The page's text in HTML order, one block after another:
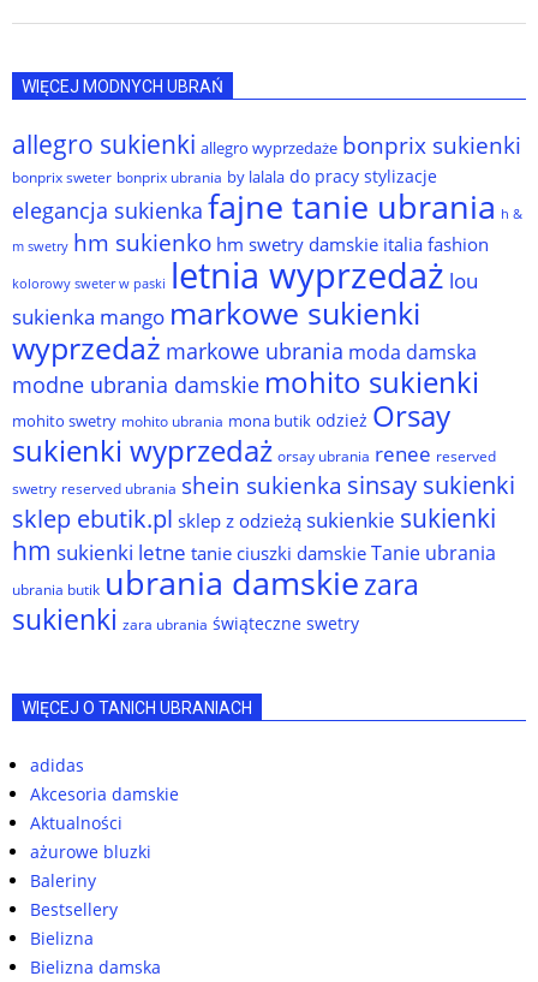
WIĘCEJ MODNYCH UBRAŃ
allegro sukienki allegro wyprzedaże bonprix sukienki
bonprix sweter bonprix ubrania by lalala do pracy stylizacje
elegancja sukienka fajne tanie ubrania h &
m swetry hm sukienko hm swetry damskie italia fashion
kolorowy sweter w paski letnia wyprzedaż lou
sukienka mango markowe sukienki
wyprzedaż markowe ubrania moda damska
modne ubrania damskie mohito sukienki
mohito swetry mohito ubrania mona butik odzież Orsay
sukienki wyprzedaż orsay ubrania renee reserved
swetry reserved ubrania shein sukienka sinsay sukienki
sklep ebutik.pl sklep z odzieżą sukienkie sukienki
hm sukienki letne tanie ciuszki damskie Tanie ubrania
ubrania butik ubrania damskiezara
sukienki zara ubrania świąteczne swetry
WIĘCEJ O TANICH UBRANIACH
adidas
Akcesoria damskie
Aktualności
ażurowe bluzki
Baleriny
Bestsellery
Bielizna
Bielizna damska